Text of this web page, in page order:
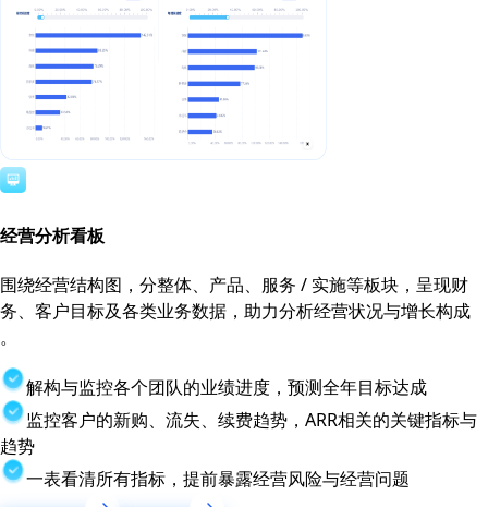
经营分析看板
围绕经营结构图，分整体、产品、服务 / 实施等板块，呈现财
务、客户目标及各类业务数据，助力分析经营状况与增长构成
。
解构与监控各个团队的业绩进度，预测全年目标达成
监控客户的新购、流失、续费趋势，ARR相关的关键指标与
趋势
一表看清所有指标，提前暴露经营风险与经营问题